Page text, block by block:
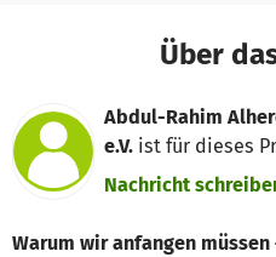
Über
Abdul-Rahim
e.V. ist für dieses
Nachricht
Warum wir anfangen müssen